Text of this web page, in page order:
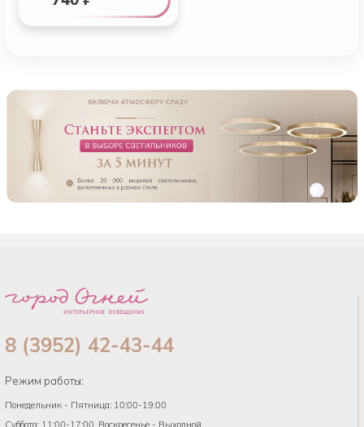
8 (3952) 42-43-44
Режим работы:
Понедельник - Пятница: 10:00-19:00
Суббота: 11:00-17:00, Воскресенье - Выходной